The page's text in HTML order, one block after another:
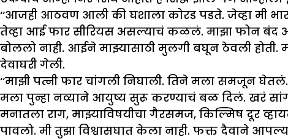
‘‘आजही आठवण आली की घशाला कोरड पडते. जेव्हा मी
तेव्हा आई फार सीरियस असल्याचं कळलं. माझा फोन बंद
बोललो नाही. आईने माझ्यासाठी मुलगी बघून ठेवली
देवाघरी गेली.
‘‘माझी पत्नी फार चांगली निघाली. तिने मला समजून
मला पुन्हा नव्याने आयुष्य सुरू करण्याचं बळ दिलं. खरं
मनातला राग, माझ्याविषयीचा गैरसमज, किल्मिष दूर
पावलो. मी तुझा विश्वासघात केला नाही. फक्त दैवाने